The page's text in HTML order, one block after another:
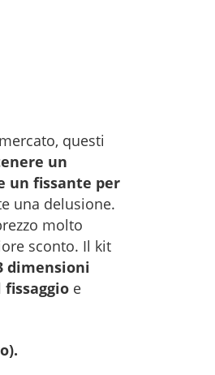
questi
un
un fissante per
una delusione.
molto
sconto. Il kit
dimensioni
e